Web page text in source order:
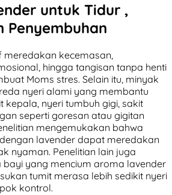
untuk Tidur ,
Penyembuhan
meredakan kecemasan,
hingga tangisan tanpa henti
Moms stres. Selain itu, minyak
nyeri alami yang membantu
kepala, nyeri tumbuh gigi, sakit
seperti goresan atau gigitan
mengemukakan bahwa
lavender dapat meredakan
nyaman. Penelitian lain juga
bayi yang mencium aroma lavender
tumit merasa lebih sedikit nyeri
kontrol.